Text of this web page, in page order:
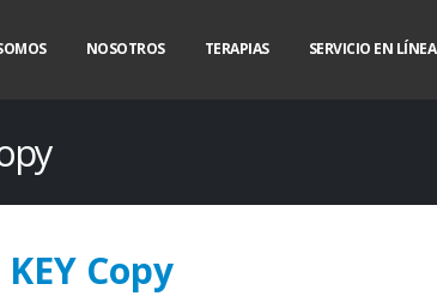
NOSOTROS TERAPIAS SERVICIO EN LÍNEA
Copy